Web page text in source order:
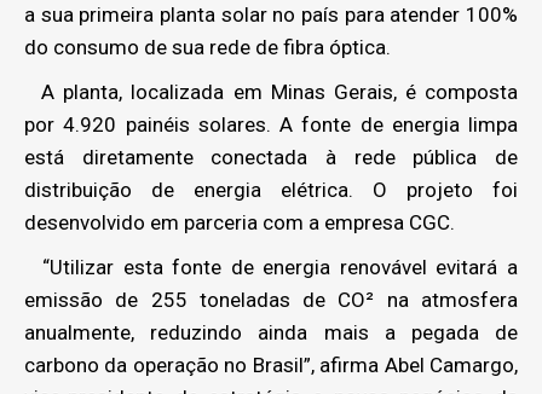
a sua primeira planta solar no país para atender 100%
do consumo de sua rede de fibra óptica.
A planta, localizada em Minas Gerais, é composta
por 4.920 painéis solares. A fonte de energia limpa
está diretamente conectada à rede pública de
distribuição de energia elétrica. O projeto foi
desenvolvido em parceria com a empresa CGC.
“Utilizar esta fonte de energia renovável evitará a
emissão de 255 toneladas de CO² na atmosfera
anualmente, reduzindo ainda mais a pegada de
carbono da operação no Brasil”, afirma Abel Camargo,